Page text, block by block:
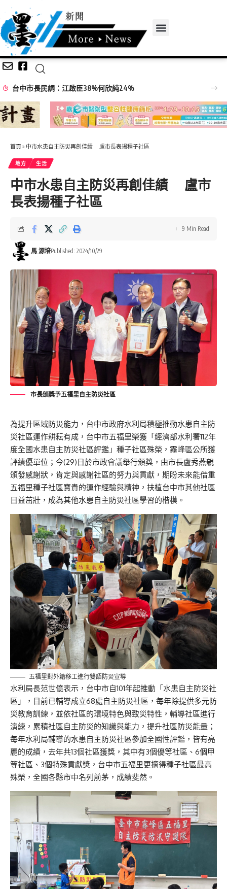
詐慈濟 陳昱瑄昔日與陳時中同框畫面曝
首頁 » 中市水患自主防災再創佳績 盧市長表揚種子社區
地方 生活
中市水患自主防災再創佳績 盧市
長表揚種子社區
馬 源培Published: 2024/10/29
9 Min Read
市長頒獎予五福里自主防災社區
為提升區域防災能力，台中市政府水利局積極推動水患自主防
災社區運作耕耘有成，台中市五福里榮獲「經濟部水利署112年
度全國水患自主防災社區評鑑」種子社區殊榮，霧峰區公所獲
評績優單位；今(29)日於市政會議舉行頒獎，由市長盧秀燕親
頒發感謝狀，肯定與感謝社區的努力與貢獻，期盼未來能借重
五福里種子社區寶貴的運作經驗與精神，扶植台中市其他社區
日益茁壯，成為其他水患自主防災社區學習的楷模。
五福里對外籍移工進行雙語防災宣導
水利局長范世億表示，台中市自101年起推動「水患自主防災社
區」，目前已輔導成立68處自主防災社區，每年除提供多元防
災教育訓練，並依社區的環境特色與致災特性，輔導社區進行
演練，累積社區自主防災的知識與能力，提升社區防災能量；
每年水利局輔導的水患自主防災社區參加全國性評鑑，皆有亮
麗的成績，去年共13個社區獲獎，其中有3個優等社區、6個甲
等社區、3個特殊貢獻獎，台中市五福里更摘得種子社區最高
殊榮，全國各縣市中名列前茅，成績斐然。